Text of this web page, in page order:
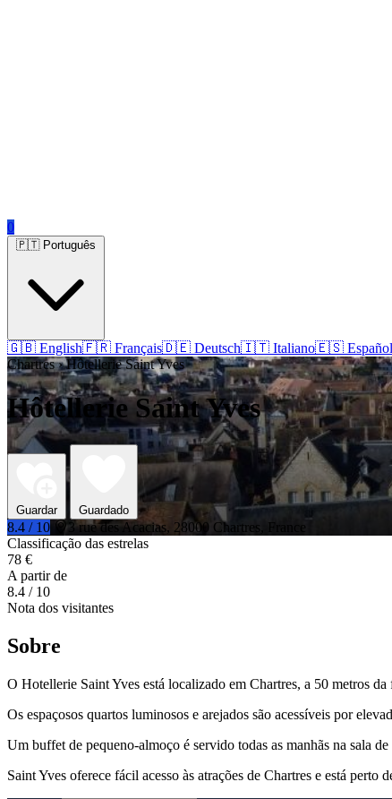
0
🇬🇧 English🇫🇷 Français🇩🇪 Deutsch🇮🇹 Italiano🇪🇸 Español
Chartres › Hôtellerie Saint Yves
Hôtellerie Saint Yves
Guardar Guardado
8.4 / 10
3 rue des Acacias, 28000 Chartres, France
Classificação das estrelas
78 €
A partir de
8.4 / 10
Nota dos visitantes
Sobre
O Hotellerie Saint Yves está localizado em Chartres, a 50 metros
Os espaçosos quartos luminosos e arejados são acessíveis por
Um buffet de pequeno-almoço é servido todas as manhãs na sala
Saint Yves oferece fácil acesso às atrações de Chartres e está